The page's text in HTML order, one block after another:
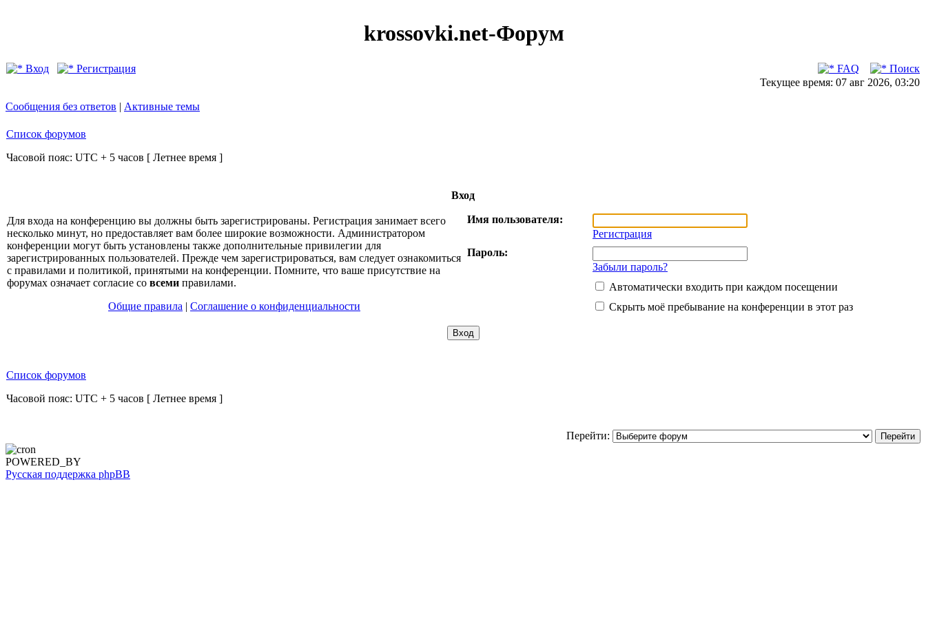
krossovki.net-Форум
Вход Регистрация FAQ
Поиск
Текущее время: 07 авг 2026, 03:20
Сообщения без ответов | Активные темы
Список форумов
Часовой пояс: UTC + 5 часов [ Летнее время ]
Вход
Для входа на конференцию вы должны быть зарегистрированы. Регистрация занимает всего
несколько минут, но предоставляет вам более широкие возможности. Администратором
конференции могут быть установлены также дополнительные привилегии для
зарегистрированных пользователей. Прежде чем зарегистрироваться, вам следует ознакомиться
с правилами и политикой, принятыми на конференции. Помните, что ваше присутствие на
форумах означает согласие со всеми правилами.
Общие правила | Соглашение о конфиденциальности
Имя пользователя:
Регистрация
Пароль:
Забыли пароль?
Автоматически входить при каждом посещении
Скрыть моё пребывание на конференции в этот раз
Список форумов
Часовой пояс: UTC + 5 часов [ Летнее время ]
Перейти:
POWERED_BY
Русская поддержка phpBB